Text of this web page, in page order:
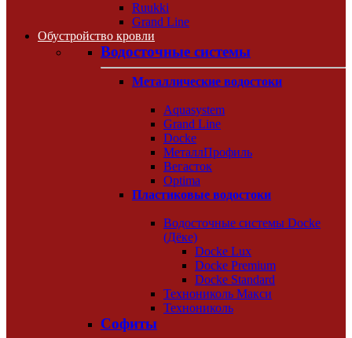
Ruukki
Grand Line
Обустройство кровли
Водосточные системы
Металлические водостоки
Aquasystem
Grand Line
Docke
МеталлПрофиль
Вегасток
Optima
Пластиковые водостоки
Водосточные системы Docke
(Дёке)
Docke Lux
Docke Premium
Docke Standard
Технониколь Макси
Технониколь
Софиты